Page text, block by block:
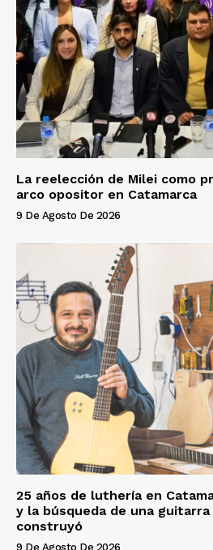
La reelección de Milei como
arco opositor en Catamarca
9 De Agosto De 2026
25 años de luthería en
y la búsqueda de una
construyó
9 De Agosto De 2026